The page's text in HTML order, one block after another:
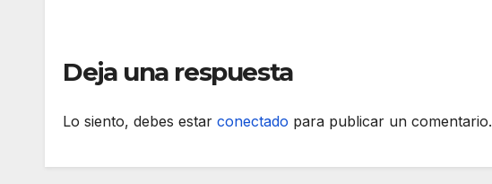
Deja una respuesta
Lo siento, debes estar conectado para publicar un comentario.